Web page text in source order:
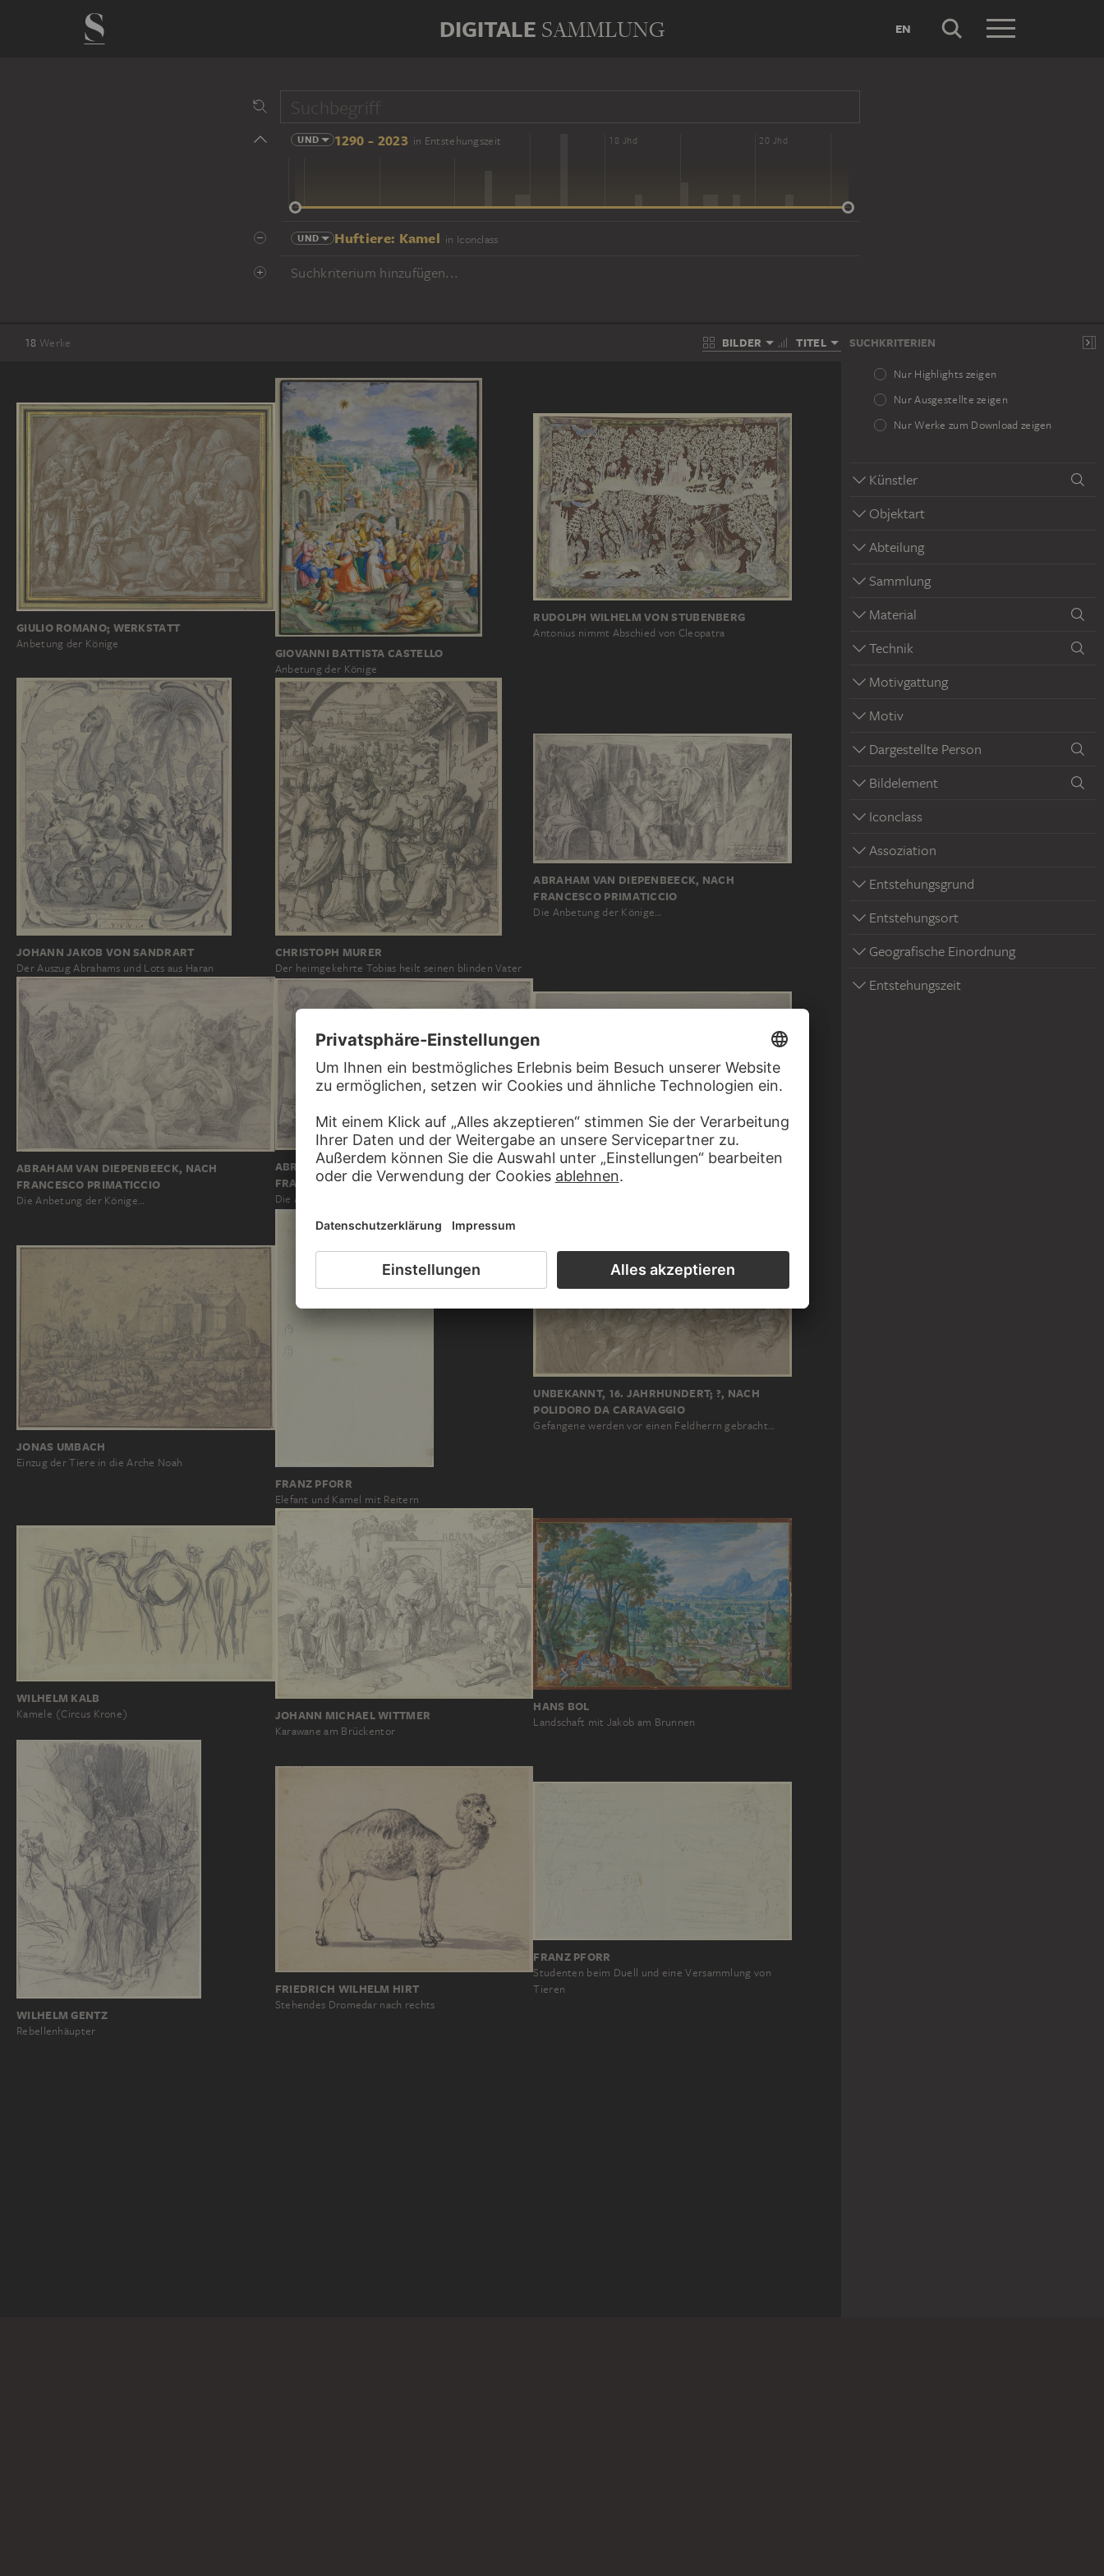
DIGITALE SAMMLUNG EN
UND 1290 - 2023 in Entstehungszeit
14 Jhd 16 Jhd 18 Jhd 20 Jhd
UND Huftiere: Kamel in Iconclass
Suchkriterium hinzufügen...
18 Werke BILDER TITEL SUCHKRITERIEN
Nur Highlights zeigen
Nur Ausgestellte zeigen
Nur Werke zum Download zeigen
Künstler
Objektart
Abteilung
Sammlung
Material
Technik
Motivgattung
Motiv
Dargestellte Person
Bildelement
Iconclass
Assoziation
Entstehungsgrund
Entstehungsort
Geografische Einordnung
Entstehungszeit
GIULIO ROMANO; WERKSTATT
Anbetung der Könige
GIOVANNI BATTISTA CASTELLO
Anbetung der Könige
RUDOLPH WILHELM VON STUBENBERG
Antonius nimmt Abschied von Cleopatra
JOHANN JAKOB VON SANDRART
Der Auszug Abrahams und Lots aus Haran
CHRISTOPH MURER
Der heimgekehrte Tobias heilt seinen blinden Vater
ABRAHAM VAN DIEPENBEECK, NACH
FRANCESCO PRIMATICCIO
Die Anbetung der Könige…
ABRAHAM VAN DIEPENBEECK, NACH
FRANCESCO PRIMATICCIO
Die Anbetung der Könige…
ABRAHAM VAN DIEPENBEECK, NACH
FRANCESCO PRIMATICCIO
Die Anbetung der Könige…
VICTOR MÜLLER
Drei Reiter mit umher stehenden Figuren
JONAS UMBACH
Einzug der Tiere in die Arche Noah
FRANZ PFORR
Elefant und Kamel mit Reitern
UNBEKANNT, 16. JAHRHUNDERT; ?, NACH
POLIDORO DA CARAVAGGIO
Gefangene werden vor einen Feldherrn gebracht…
WILHELM KALB
Kamele (Circus Krone) JOHANN MICHAEL WITTMER
Karawane am Brückentor
HANS BOL
Landschaft mit Jakob am Brunnen
WILHELM GENTZ
Rebellenhäupter
FRIEDRICH WILHELM HIRT
Stehendes Dromedar nach rechts
FRANZ PFORR
Studenten beim Duell und eine Versammlung von
Tieren